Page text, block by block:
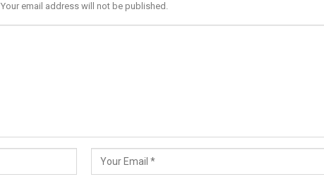
Your email address will not be published.